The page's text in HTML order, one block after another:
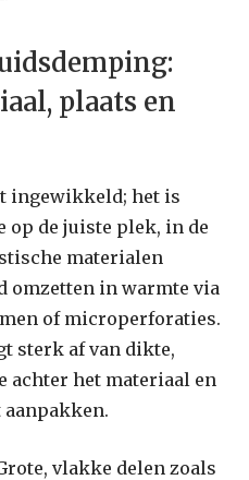
plaats en
ingewikkeld; het is
op de juiste plek, in de
materialen
omzetten in warmte via
of microperforaties.
sterk af van dikte,
achter het materiaal en
vlakke delen zoals